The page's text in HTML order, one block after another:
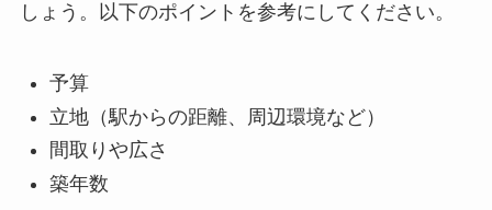
しょう。以下のポイントを参考にしてください。
予算
立地（駅からの距離、周辺環境など）
間取りや広さ
築年数